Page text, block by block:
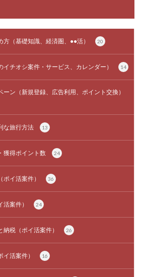
（基礎知識、経済圏、●●活） 20
チオシ案件・サービス、カレンダー） 14
ン（新規登録、広告利用、ポイント交換）
な旅行方法 13
獲得ポイント数 24
ポイ活案件） 36
活案件） 24
税（ポイ活案件） 26
活案件） 16